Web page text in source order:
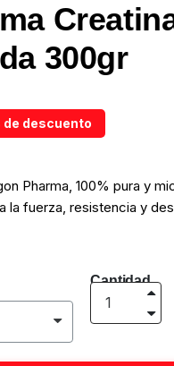
300gr
de descuento
Pharma, 100% pura y
la fuerza, resistencia y
Cantidad